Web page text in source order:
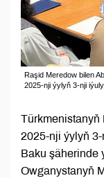
Raşid Meredow bilen
2025-nji ýylyň 3-nji
Türkmenistanyň
2025-nji ýylyň
Baku şäherinde
Owganystanyň